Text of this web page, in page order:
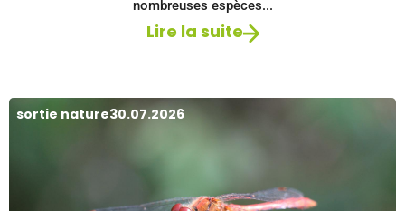
nombreuses espèces...
Lire la suite
sortie nature30.07.2026